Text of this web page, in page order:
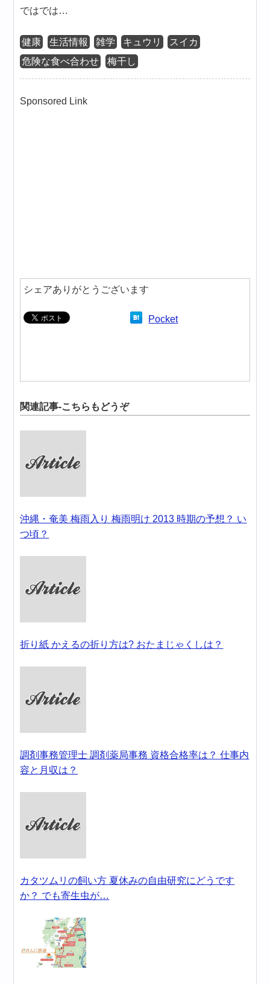
ではでは…
健康 生活情報 雑学 キュウリ
スイカ
危険な食べ合わせ
梅干し
Sponsored Link
シェアありがとうございます
Pocket
関連記事-こちらもどうぞ
沖縄・奄美 梅雨入り 梅雨明け 2013 時期の予想？ い
つ頃？
折り紙 かえるの折り方は? おたまじゃくしは？
調剤事務管理士 調剤薬局事務 資格合格率は？ 仕事内
容と月収は？
カタツムリの飼い方 夏休みの自由研究にどうです
か？ でも寄生虫が…